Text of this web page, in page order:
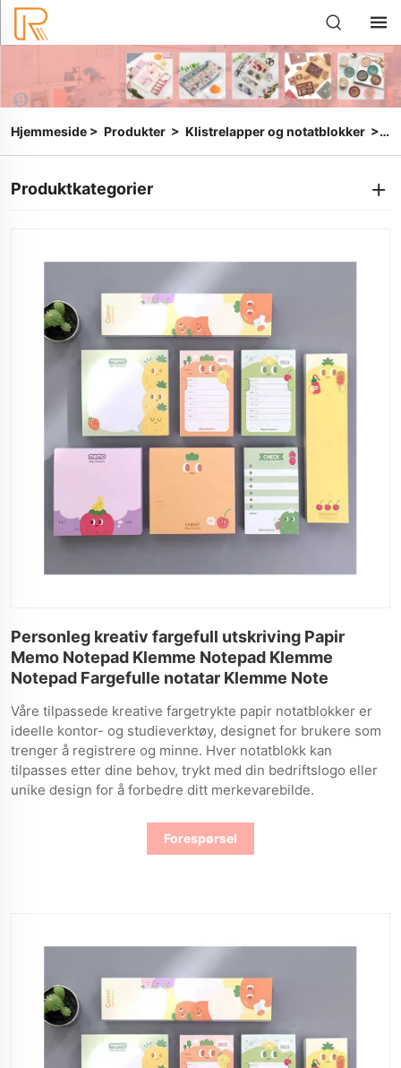
Hjemmeside > Produkter > Klistrelapper og notatblokker >
Produktkategorier
Personleg kreativ fargefull utskriving Papir
Memo Notepad Klemme Notepad Klemme
Notepad Fargefulle notatar Klemme Note
Våre tilpassede kreative fargetrykte papir notatblokker er
ideelle kontor- og studieverktøy, designet for brukere som
trenger å registrere og minne. Hver notatblokk kan
tilpasses etter dine behov, trykt med din bedriftslogo eller
unike design for å forbedre ditt merkevarebilde.
Forespørsel